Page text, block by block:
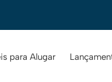
para Alugar